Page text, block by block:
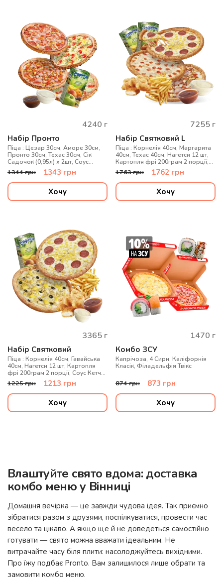
4240 г
Набір Пронто
Піца : Цезар 30см, Аморе 30см,
Пронто 30см, Техас 30см, Сік
Садочок (0,95л) х 2шт, Соус
часниковий 2 шт, Соус барбекю 2
шт
1344грн 1343 грн
Хочу
7255 г
Набір Святковий L
Піца : Корнелія 40см, Маргарита
40см, Техас 40см, Нагетси 12 шт,
Картопля фрі 200грам 2 порції,
Соус Кетчуп 3 шт, Соус Цезар 3
шт, Сік Садочок (0,95л) х 4 шт
1763грн 1762 грн
Хочу
3365 г
Набір Святковий
Піца : Корнелія 40см, Гавайська
40см, Нагетси 12 шт, Картопля
фрі 200грам 2 порції, Соус Кетчуп
2 шт, Соус Цезар 2 шт, Сік
Садочок (0,95л)
1225грн 1213 грн
Хочу
1470 г
Комбо ЗСУ
Капрічоза, 4 Сири, Каліфорнія
Класік, Філадельфія Твікс
874грн 873 грн
Хочу
Влаштуйте свято вдома: доставка
комбо меню у Вінниці
Домашня вечірка — це завжди чудова ідея. Так приємно
зібратися разом з друзями, поспілкуватися, провести час
весело та цікаво. А якщо ще й не доведеться самостійно
готувати — свято можна вважати ідеальним. Не
витрачайте часу біля плити: насолоджуйтесь вихідними.
Про їжу подбає Pronto. Вам залишилося лише обрати та
замовити комбо меню.